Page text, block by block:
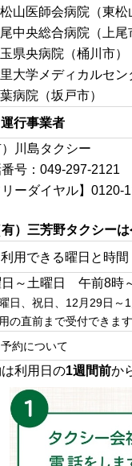
山医師会病院（東松
尾中央総合病院（上尾
県央病院（桶川市）
大学メディカルセン
病院（坂戸市）
運行事業者
）川島タクシー
号：049-297-2121
リーダイヤル】0120-
）三芳野タクシー
利用できる曜日と時間
日～土曜日 午前8時
日、祝日、12月29日～
の直前まで受付できま
予約について
利用日の1週間前か